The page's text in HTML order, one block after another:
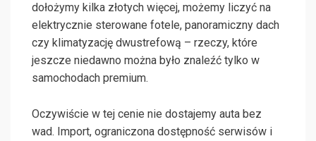
dołożymy kilka złotych więcej, możemy liczyć na
elektrycznie sterowane fotele, panoramiczny dach
czy klimatyzację dwustrefową – rzeczy, które
jeszcze niedawno można było znaleźć tylko w
samochodach premium.
Oczywiście w tej cenie nie dostajemy auta bez
wad. Import, ograniczona dostępność serwisów i